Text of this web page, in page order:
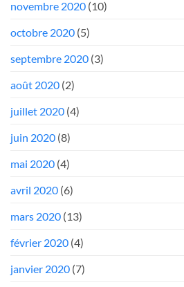
novembre 2020 (10)
octobre 2020 (5)
septembre 2020 (3)
août 2020 (2)
juillet 2020 (4)
juin 2020 (8)
mai 2020 (4)
avril 2020 (6)
mars 2020 (13)
février 2020 (4)
janvier 2020 (7)